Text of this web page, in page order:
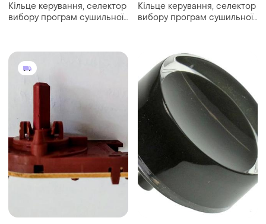
Кільце керування, селектор
вибору програм сушильної
Кільце керування, селектор
вибору програм сушильної